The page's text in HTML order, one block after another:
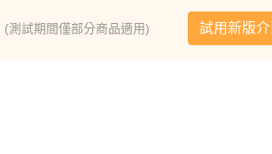
(測試期間僅部分商品適用) 試用新版介